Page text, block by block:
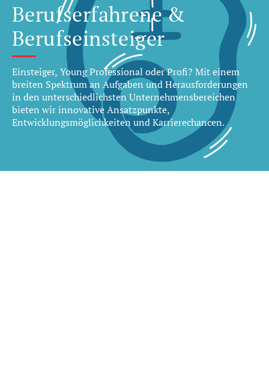
Berufserfahrene &
Berufseinsteiger
Einsteiger, Young Professional oder Profi? Mit einem
breiten Spektrum an Aufgaben und Herausforderungen
in den unterschiedlichsten Unternehmensbereichen
bieten wir innovative Ansatzpunkte,
Entwicklungsmöglichkeiten und Karrierechancen.